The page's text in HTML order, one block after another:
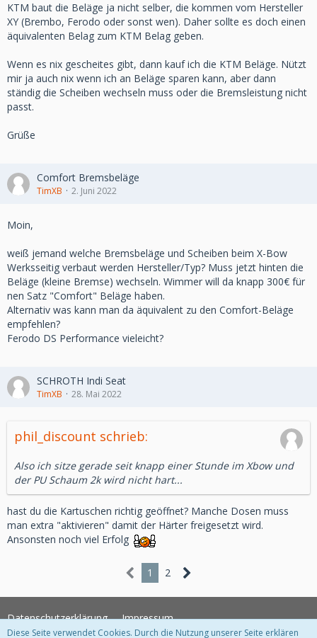
KTM baut die Beläge ja nicht selber, die kommen vom Hersteller
XY (Brembo, Ferodo oder sonst wen). Daher sollte es doch einen
äquivalenten Belag zum KTM Belag geben.
Wenn es nix gescheites gibt, dann kauf ich die KTM Beläge. Nützt
mir ja auch nix wenn ich an Beläge sparen kann, aber dann
ständig die Scheiben wechseln muss oder die Bremsleistung nicht
passt.
Grüße
Comfort Bremsbeläge
TimXB 2. Juni 2022
Moin,
weiß jemand welche Bremsbeläge und Scheiben beim X-Bow
Werksseitig verbaut werden Hersteller/Typ? Muss jetzt hinten die
Beläge (kleine Bremse) wechseln. Wimmer will da knapp 300€ für
nen Satz "Comfort" Beläge haben.
Alternativ was kann man da äquivalent zu den Comfort-Beläge
empfehlen?
Ferodo DS Performance vieleicht?
SCHROTH Indi Seat
TimXB 28. Mai 2022
phil_discount schrieb:
Also ich sitze gerade seit knapp einer Stunde im Xbow und
der PU Schaum 2k wird nicht hart...
hast du die Kartuschen richtig geöffnet? Manche Dosen muss
man extra "aktivieren" damit der Härter freigesetzt wird.
Ansonsten noch viel Erfolg
1 2
Datenschutzerklärung Impressum
Diese Seite verwendet Cookies. Durch die Nutzung unserer Seite erklären